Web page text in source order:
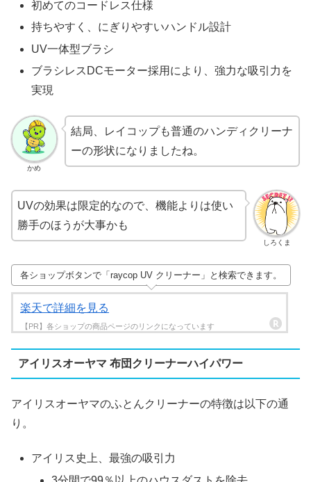
初めてのコードレス仕様
持ちやすく、にぎりやすいハンドル設計
UV一体型ブラシ
ブラシレスDCモーター採用により、強力な吸引力を
実現
かめ
結局、レイコップも普通のハンディクリーナ
ーの形状になりましたね。
しろくま
UVの効果は限定的なので、機能よりは使い
勝手のほうが大事かも
各ショップボタンで「raycop UV クリーナー」と検索できます。
楽天で詳細を見る
アイリスオーヤマ 布団クリーナーハイパワー
アイリスオーヤマのふとんクリーナーの特徴は以下の通
り。
アイリス史上、最強の吸引力